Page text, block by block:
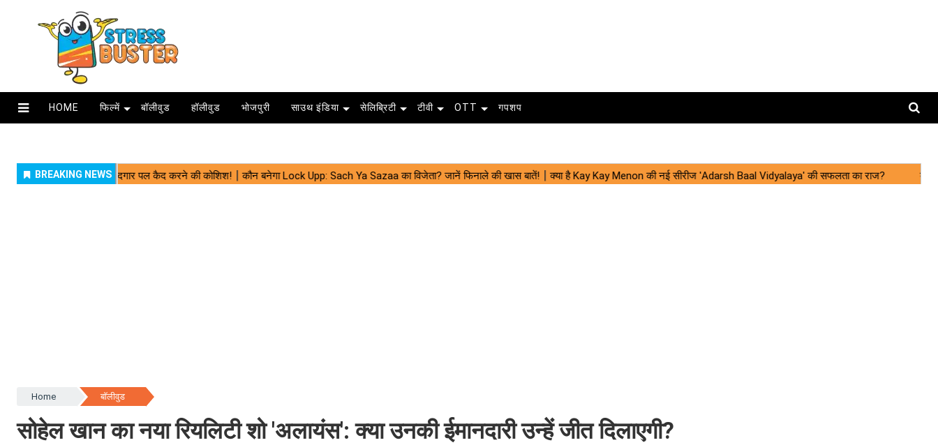
HOME फिल्में बॉलीवुड हॉलीवुड भोजपुरी साउथ इंडिया सेलिब्रिटी टीवी OTT गपशप
Home बॉलीवुड
सोहेल खान का नया रियलिटी शो 'अलायंस': क्या उनकी ईमानदारी उन्हें जीत दिलाएगी?